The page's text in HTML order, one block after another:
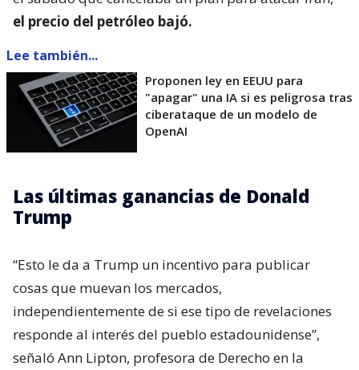
el precio del petróleo bajó.
Lee también...
Proponen ley en EEUU para
"apagar" una IA si es peligrosa tras
ciberataque de un modelo de
OpenAI
Las últimas ganancias de Donald
Trump
“Esto le da a Trump un incentivo para publicar
cosas que muevan los mercados,
independientemente de si ese tipo de revelaciones
responde al interés del pueblo estadounidense”,
señaló Ann Lipton, profesora de Derecho en la